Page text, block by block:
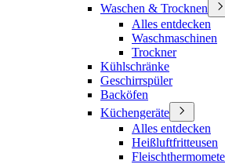
Waschen & Trocknen
Alles entdecken
Waschmaschinen
Trockner
Kühlschränke
Geschirrspüler
Backöfen
Küchengeräte
Alles entdecken
Heißluftfritteusen